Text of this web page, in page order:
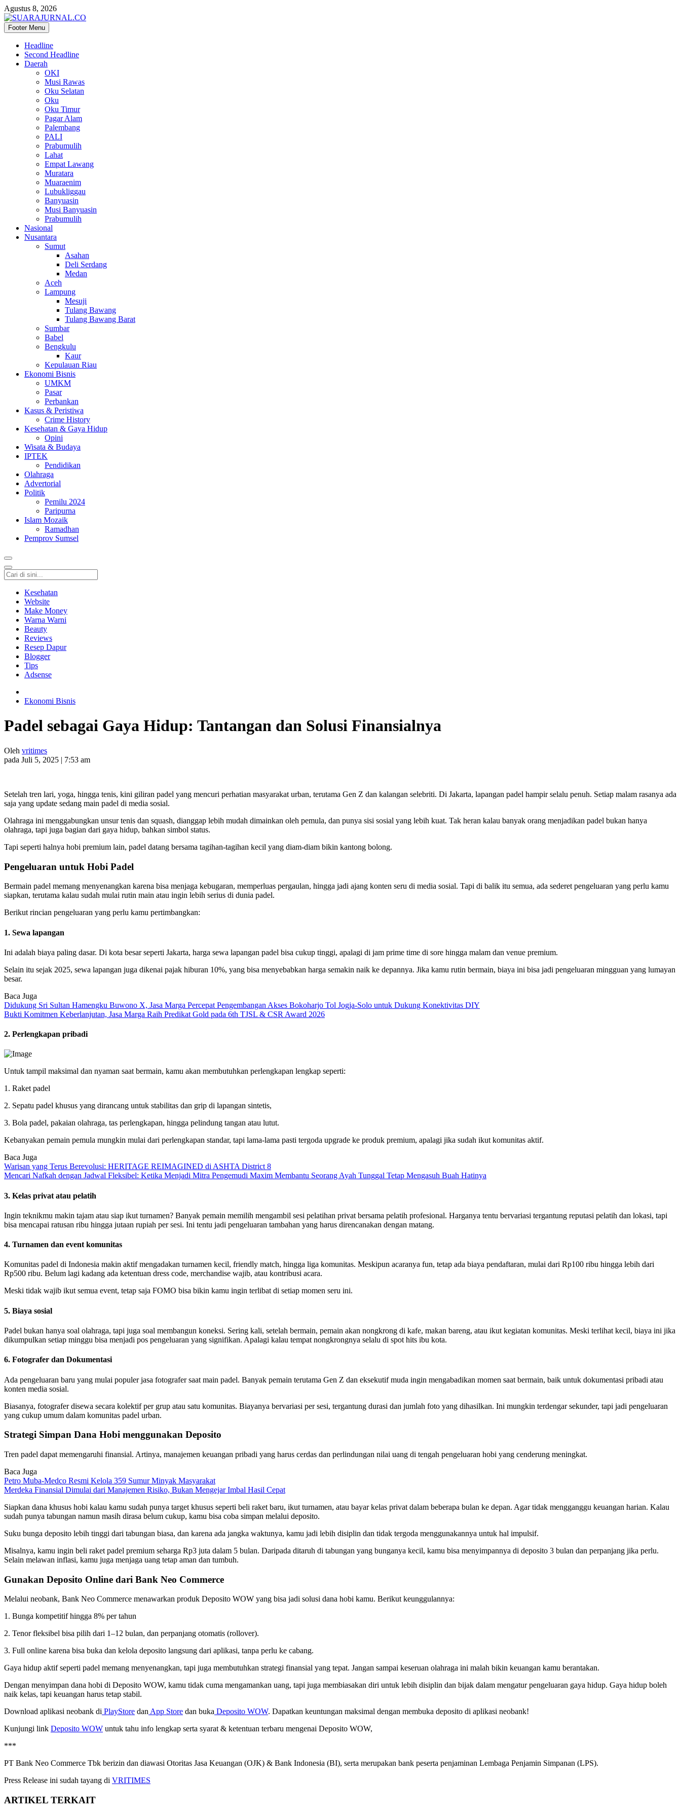
Agustus 8, 2026
SUARAJURNAL.CO
Footer Menu
Headline
Second Headline
Daerah
OKI
Musi Rawas
Oku Selatan
Oku
Oku Timur
Pagar Alam
Palembang
PALI
Prabumulih
Lahat
Empat Lawang
Muratara
Muaraenim
Lubukliggau
Banyuasin
Musi Banyuasin
Prabumulih
Nasional
Nusantara
Sumut
Asahan
Deli Serdang
Medan
Aceh
Lampung
Mesuji
Tulang Bawang
Tulang Bawang Barat
Sumbar
Babel
Bengkulu
Kaur
Kepulauan Riau
Ekonomi Bisnis
UMKM
Pasar
Perbankan
Kasus & Peristiwa
Crime History
Kesehatan & Gaya Hidup
Opini
Wisata & Budaya
IPTEK
Pendidikan
Olahraga
Advertorial
Politik
Pemilu 2024
Paripurna
Islam Mozaik
Ramadhan
Pemprov Sumsel
Kesehatan
Website
Make Money
Warna Warni
Beauty
Reviews
Resep Dapur
Blogger
Tips
Adsense
Ekonomi Bisnis
Padel sebagai Gaya Hidup: Tantangan dan Solusi Finansialnya
Oleh vritimes
pada Juli 5, 2025 | 7:53 am
Setelah tren lari, yoga, hingga tenis, kini giliran padel yang mencuri perhatian masyarakat urban, terutama Gen Z dan kalangan selebriti. Di Jakarta, lapangan padel hampir selalu penuh. Setiap malam rasanya ada
saja yang update sedang main padel di media sosial.
Olahraga ini menggabungkan unsur tenis dan squash, dianggap lebih mudah dimainkan oleh pemula, dan punya sisi sosial yang lebih kuat. Tak heran kalau banyak orang menjadikan padel bukan hanya
olahraga, tapi juga bagian dari gaya hidup, bahkan simbol status.
Tapi seperti halnya hobi premium lain, padel datang bersama tagihan-tagihan kecil yang diam-diam bikin kantong bolong.
Pengeluaran untuk Hobi Padel
Bermain padel memang menyenangkan karena bisa menjaga kebugaran, memperluas pergaulan, hingga jadi ajang konten seru di media sosial. Tapi di balik itu semua, ada sederet pengeluaran yang perlu kamu
siapkan, terutama kalau sudah mulai rutin main atau ingin lebih serius di dunia padel.
Berikut rincian pengeluaran yang perlu kamu pertimbangkan:
1. Sewa lapangan
Ini adalah biaya paling dasar. Di kota besar seperti Jakarta, harga sewa lapangan padel bisa cukup tinggi, apalagi di jam prime time di sore hingga malam dan venue premium.
Selain itu sejak 2025, sewa lapangan juga dikenai pajak hiburan 10%, yang bisa menyebabkan harga semakin naik ke depannya. Jika kamu rutin bermain, biaya ini bisa jadi pengeluaran mingguan yang lumayan
besar.
Baca Juga
Didukung Sri Sultan Hamengku Buwono X, Jasa Marga Percepat Pengembangan Akses Bokoharjo Tol Jogja-Solo untuk Dukung Konektivitas DIY
Bukti Komitmen Keberlanjutan, Jasa Marga Raih Predikat Gold pada 6th TJSL & CSR Award 2026
2. Perlengkapan pribadi
Untuk tampil maksimal dan nyaman saat bermain, kamu akan membutuhkan perlengkapan lengkap seperti:
1. Raket padel
2. Sepatu padel khusus yang dirancang untuk stabilitas dan grip di lapangan sintetis,
3. Bola padel, pakaian olahraga, tas perlengkapan, hingga pelindung tangan atau lutut.
Kebanyakan pemain pemula mungkin mulai dari perlengkapan standar, tapi lama-lama pasti tergoda upgrade ke produk premium, apalagi jika sudah ikut komunitas aktif.
Baca Juga
Warisan yang Terus Berevolusi: HERITAGE REIMAGINED di ASHTA District 8
Mencari Nafkah dengan Jadwal Fleksibel: Ketika Menjadi Mitra Pengemudi Maxim Membantu Seorang Ayah Tunggal Tetap Mengasuh Buah Hatinya
3. Kelas privat atau pelatih
Ingin teknikmu makin tajam atau siap ikut turnamen? Banyak pemain memilih mengambil sesi pelatihan privat bersama pelatih profesional. Harganya tentu bervariasi tergantung reputasi pelatih dan lokasi, tapi
bisa mencapai ratusan ribu hingga jutaan rupiah per sesi. Ini tentu jadi pengeluaran tambahan yang harus direncanakan dengan matang.
4. Turnamen dan event komunitas
Komunitas padel di Indonesia makin aktif mengadakan turnamen kecil, friendly match, hingga liga komunitas. Meskipun acaranya fun, tetap ada biaya pendaftaran, mulai dari Rp100 ribu hingga lebih dari
Rp500 ribu. Belum lagi kadang ada ketentuan dress code, merchandise wajib, atau kontribusi acara.
Meski tidak wajib ikut semua event, tetap saja FOMO bisa bikin kamu ingin terlibat di setiap momen seru ini.
5. Biaya sosial
Padel bukan hanya soal olahraga, tapi juga soal membangun koneksi. Sering kali, setelah bermain, pemain akan nongkrong di kafe, makan bareng, atau ikut kegiatan komunitas. Meski terlihat kecil, biaya ini jika
dikumpulkan setiap minggu bisa menjadi pos pengeluaran yang signifikan. Apalagi kalau tempat nongkrongnya selalu di spot hits ibu kota.
6. Fotografer dan Dokumentasi
Ada pengeluaran baru yang mulai populer jasa fotografer saat main padel. Banyak pemain terutama Gen Z dan eksekutif muda ingin mengabadikan momen saat bermain, baik untuk dokumentasi pribadi atau
konten media sosial.
Biasanya, fotografer disewa secara kolektif per grup atau satu komunitas. Biayanya bervariasi per sesi, tergantung durasi dan jumlah foto yang dihasilkan. Ini mungkin terdengar sekunder, tapi jadi pengeluaran
yang cukup umum dalam komunitas padel urban.
Strategi Simpan Dana Hobi menggunakan Deposito
Tren padel dapat memengaruhi finansial. Artinya, manajemen keuangan pribadi yang harus cerdas dan perlindungan nilai uang di tengah pengeluaran hobi yang cenderung meningkat.
Baca Juga
Petro Muba-Medco Resmi Kelola 359 Sumur Minyak Masyarakat
Merdeka Finansial Dimulai dari Manajemen Risiko, Bukan Mengejar Imbal Hasil Cepat
Siapkan dana khusus hobi kalau kamu sudah punya target khusus seperti beli raket baru, ikut turnamen, atau bayar kelas privat dalam beberapa bulan ke depan. Agar tidak mengganggu keuangan harian. Kalau
sudah punya tabungan namun masih dirasa belum cukup, kamu bisa coba simpan melalui deposito.
Suku bunga deposito lebih tinggi dari tabungan biasa, dan karena ada jangka waktunya, kamu jadi lebih disiplin dan tidak tergoda menggunakannya untuk hal impulsif.
Misalnya, kamu ingin beli raket padel premium seharga Rp3 juta dalam 5 bulan. Daripada ditaruh di tabungan yang bunganya kecil, kamu bisa menyimpannya di deposito 3 bulan dan perpanjang jika perlu.
Selain melawan inflasi, kamu juga menjaga uang tetap aman dan tumbuh.
Gunakan Deposito Online dari Bank Neo Commerce
Melalui neobank, Bank Neo Commerce menawarkan produk Deposito WOW yang bisa jadi solusi dana hobi kamu. Berikut keunggulannya:
1. Bunga kompetitif hingga 8% per tahun
2. Tenor fleksibel bisa pilih dari 1–12 bulan, dan perpanjang otomatis (rollover).
3. Full online karena bisa buka dan kelola deposito langsung dari aplikasi, tanpa perlu ke cabang.
Gaya hidup aktif seperti padel memang menyenangkan, tapi juga membutuhkan strategi finansial yang tepat. Jangan sampai keseruan olahraga ini malah bikin keuangan kamu berantakan.
Dengan menyimpan dana hobi di Deposito WOW, kamu tidak cuma mengamankan uang, tapi juga membiasakan diri untuk lebih disiplin dan bijak dalam mengatur pengeluaran gaya hidup. Gaya hidup boleh
naik kelas, tapi keuangan harus tetap stabil.
Download aplikasi neobank di PlayStore dan App Store dan buka Deposito WOW. Dapatkan keuntungan maksimal dengan membuka deposito di aplikasi neobank!
Kunjungi link Deposito WOW untuk tahu info lengkap serta syarat & ketentuan terbaru mengenai Deposito WOW,
***
PT Bank Neo Commerce Tbk berizin dan diawasi Otoritas Jasa Keuangan (OJK) & Bank Indonesia (BI), serta merupakan bank peserta penjaminan Lembaga Penjamin Simpanan (LPS).
Press Release ini sudah tayang di VRITIMES
ARTIKEL TERKAIT